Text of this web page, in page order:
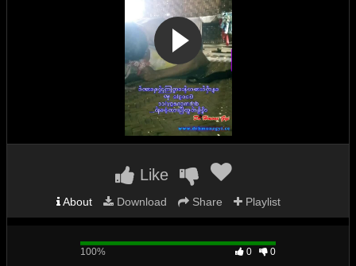
Like
About Download Share Playlist
100%
100% 0 0